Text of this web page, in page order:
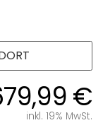
€
inkl. 19% MwSt.